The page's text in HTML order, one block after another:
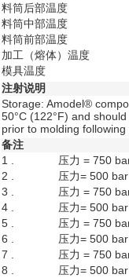
料筒后部温度
料筒中部温度
料筒前部温度
加工（熔体）温度
模具温度
注射说明
Storage: Amodel®
50°C (122°F) and
prior to molding
备注
1 .
压力 = 750
2 .
压力= 500 bar
3 .
压力 = 750
4 .
压力= 500 bar
5 .
压力 = 750
6 .
压力= 500 bar
7 .
压力 = 750
8 .
压力= 500 bar